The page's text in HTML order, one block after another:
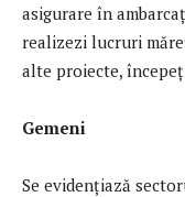
asigurare în
realizezi lucruri
alte proiecte,
Gemeni
Se evidențiază